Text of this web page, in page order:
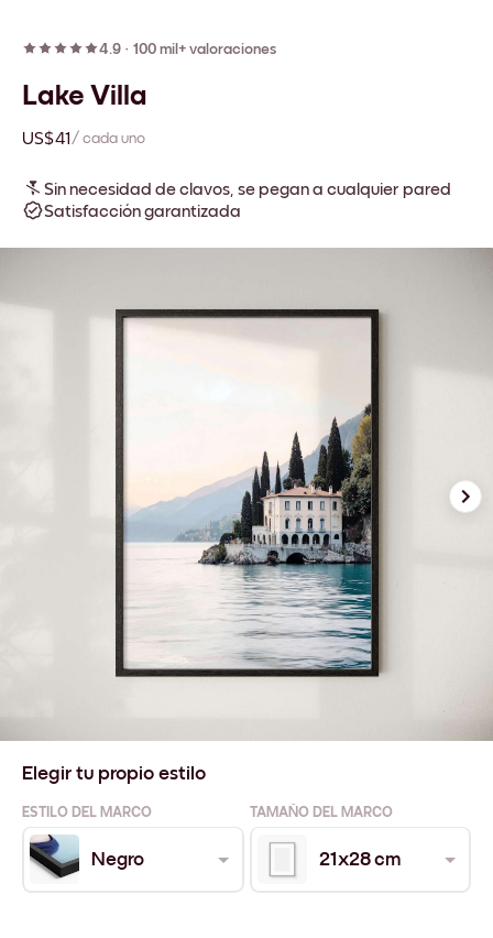
4.9 · 100 mil+ valoraciones
Lake Villa
US$41 / cada uno
Sin necesidad de clavos, se pegan a cualquier pared
Satisfacción garantizada
Elegir tu propio estilo
ESTILO DEL MARCO TAMAÑO DEL MARCO
Negro 21x28 cm